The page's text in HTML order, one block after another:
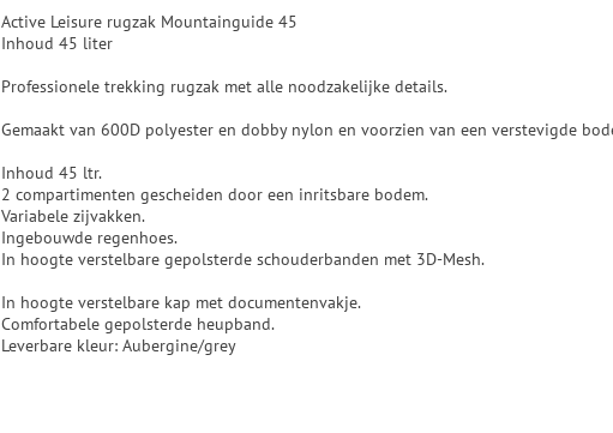
Active Leisure rugzak Mountainguide 45
Inhoud 45 liter
Professionele trekking rugzak met alle noodzakelijke details.
Gemaakt van 600D polyester en dobby nylon en voorzien van een verstevigde
Inhoud 45 ltr.
2 compartimenten gescheiden door een inritsbare bodem.
Variabele zijvakken.
Ingebouwde regenhoes.
In hoogte verstelbare gepolsterde schouderbanden met 3D-Mesh.
In hoogte verstelbare kap met documentenvakje.
Comfortabele gepolsterde heupband.
Leverbare kleur: Aubergine/grey